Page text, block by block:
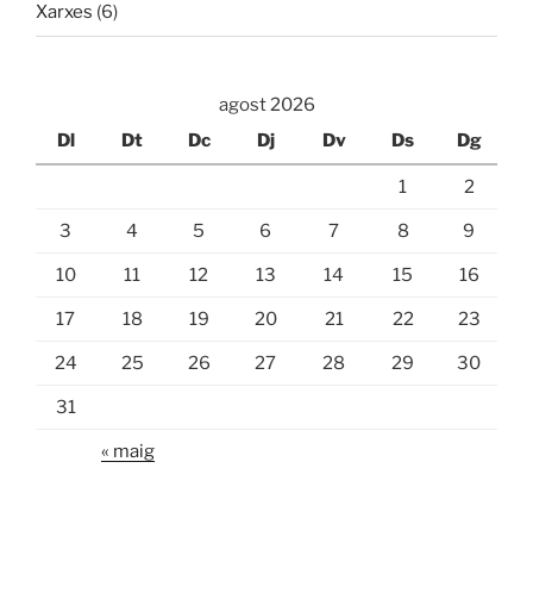
Xarxes (6)
agost 2026
Dl
Dt Dc Dj Dv Ds Dg
1 2
3 4 5 6 7 8 9
10 11 12 13 14 15 16
17 18 19 20 21 22 23
24 25 26 27 28 29 30
31
« maig